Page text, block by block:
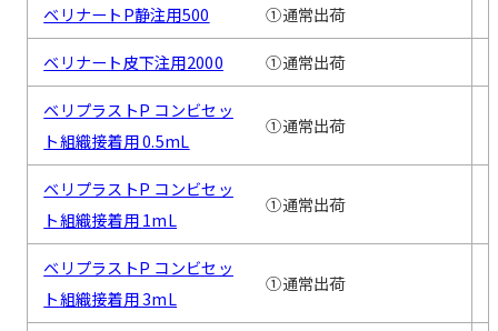
ベリナートP静注用500 ①通常出荷
ベリナート皮下注用2000 ①通常出荷
ベリプラストP コンビセッ
ト組織接着用 0.5mL
①通常出荷
ベリプラストP コンビセッ
ト組織接着用 1mL
①通常出荷
ベリプラストP コンビセッ
ト組織接着用 3mL
①通常出荷